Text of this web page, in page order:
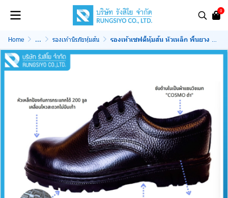
0
Home ... รองเท้านิรภัยหุ้มส้น รองเท้าเซฟตี้หุ้มส้น หัวเหล็ก พื้นยาง NBR รุ่น V02E